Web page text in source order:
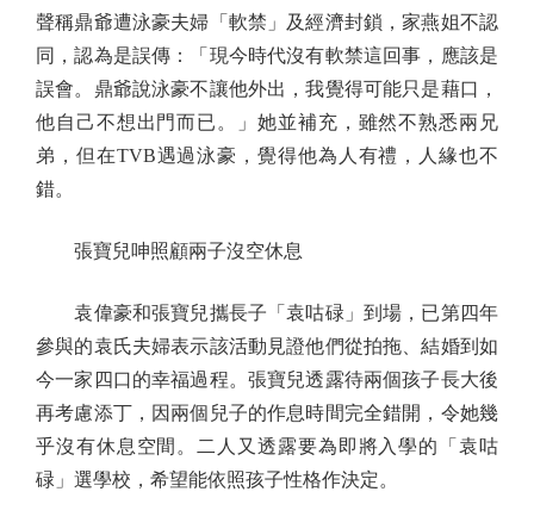
聲稱鼎爺遭泳豪夫婦「軟禁」及經濟封鎖，家燕姐不認
同，認為是誤傳：「現今時代沒有軟禁這回事，應該是
誤會。鼎爺說泳豪不讓他外出，我覺得可能只是藉口，
他自己不想出門而已。」她並補充，雖然不熟悉兩兄
弟，但在TVB遇過泳豪，覺得他為人有禮，人緣也不
錯。
張寶兒呻照顧兩子沒空休息
袁偉豪和張寶兒攜長子「袁咕碌」到場，已第四年
參與的袁氏夫婦表示該活動見證他們從拍拖、結婚到如
今一家四口的幸福過程。張寶兒透露待兩個孩子長大後
再考慮添丁，因兩個兒子的作息時間完全錯開，令她幾
乎沒有休息空間。二人又透露要為即將入學的「袁咕
碌」選學校，希望能依照孩子性格作決定。